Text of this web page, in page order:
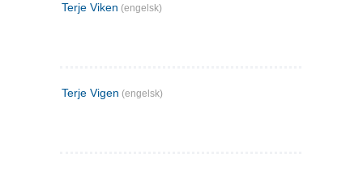
Terje Viken (engelsk)
Terje Vigen (engelsk)